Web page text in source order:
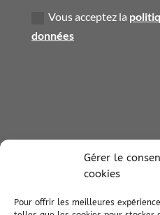
Gérer le
cookies
Pour offrir les meilleures
Vous acceptez la
données
réparation automobile à Sore/
à Trensacq
/ Entretien